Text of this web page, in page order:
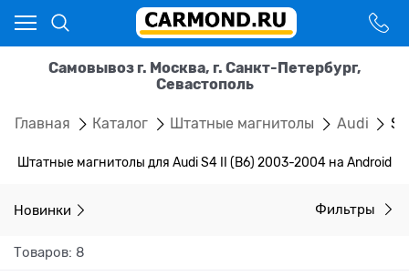
Самовывоз г. Москва, г. Санкт-Петербург,
Севастополь
Главная Каталог Штатные магнитолы Audi
Штатные магнитолы для Audi S4 II (B6) 2003-2004 на Android
Новинки Фильтры
Товаров: 8